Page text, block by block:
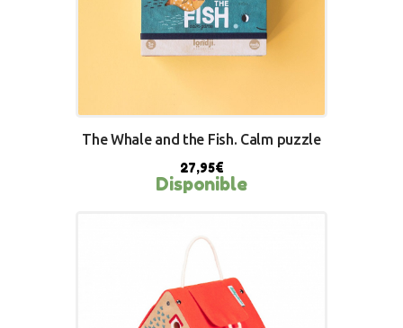
BUY NOW
The Whale and the Fish. Calm puzzle
27,95€
Disponible